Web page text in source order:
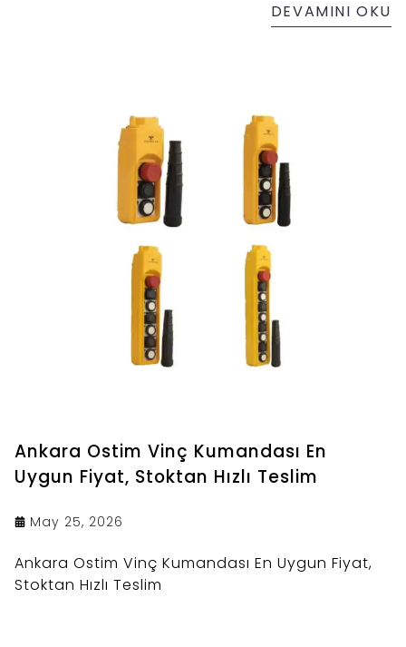
DEVAMINI OKU
Ankara Ostim Vinç Kumandası En
Uygun Fiyat, Stoktan Hızlı Teslim
May 25, 2026
Ankara Ostim Vinç Kumandası En Uygun Fiyat,
Stoktan Hızlı Teslim